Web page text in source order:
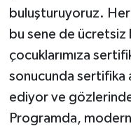
buluşturuyoruz. Her
bu sene de ücretsiz
çocuklarımıza
sonucunda sertifika
ediyor ve
Programda,